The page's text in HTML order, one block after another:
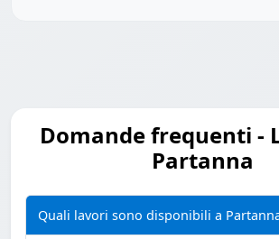
Domande frequenti -
Partanna
Quali lavori sono disponibili a